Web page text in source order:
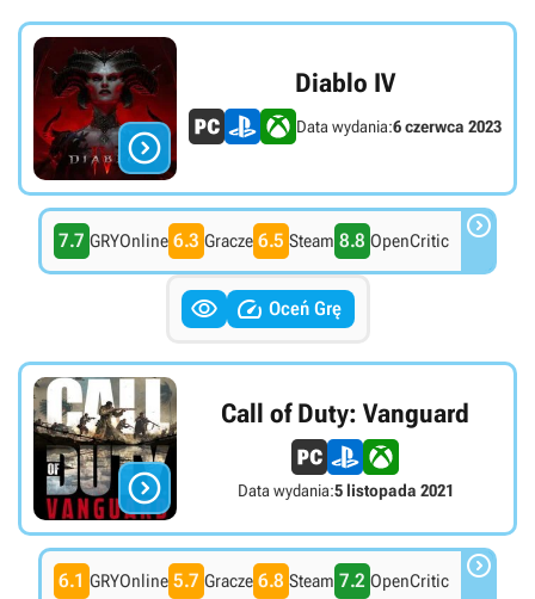

Diablo IV
Data wydania:6 czerwca 2023
7.7 GRYOnline 6.3 Gracze 6.5 Steam 8.8 OpenCritic 
  Oceń Grę

Call of Duty: Vanguard
Data wydania:5 listopada 2021
6.1 GRYOnline 5.7 Gracze 6.8 Steam 7.2 OpenCritic 